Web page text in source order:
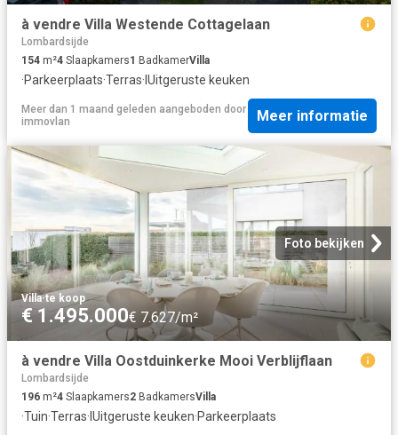
à vendre Villa Westende Cottagelaan
Lombardsijde
154 m²4 Slaapkamers1 BadkamerVilla
·Parkeerplaats·Terras·IUitgeruste keuken
Meer dan 1 maand geleden aangeboden door
immovlan
Meer informatie
Foto bekijken
Villa·te koop
€ 1.495.000€ 7.627/m²
à vendre Villa Oostduinkerke Mooi Verblijflaan
Lombardsijde
196 m²4 Slaapkamers2 BadkamersVilla
·Tuin·Terras· IUitgeruste keuken·Parkeerplaats